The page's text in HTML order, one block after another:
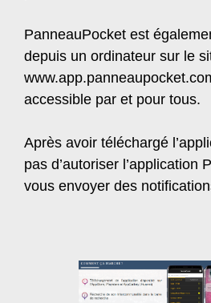
PanneauPocket est
depuis un ordinateur sur le
accessible par et pour tous.
Après avoir téléchargé
pas d’autoriser l’application
vous envoyer des